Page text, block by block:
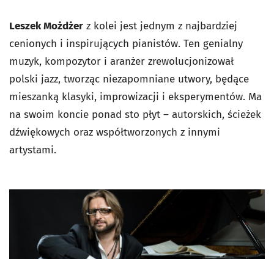
Leszek Możdżer z kolei jest jednym z najbardziej
cenionych i inspirujących pianistów. Ten genialny
muzyk, kompozytor i aranżer zrewolucjonizował
polski jazz, tworząc niezapomniane utwory, będące
mieszanką klasyki, improwizacji i eksperymentów. Ma
na swoim koncie ponad sto płyt – autorskich, ścieżek
dźwiękowych oraz współtworzonych z innymi
artystami.